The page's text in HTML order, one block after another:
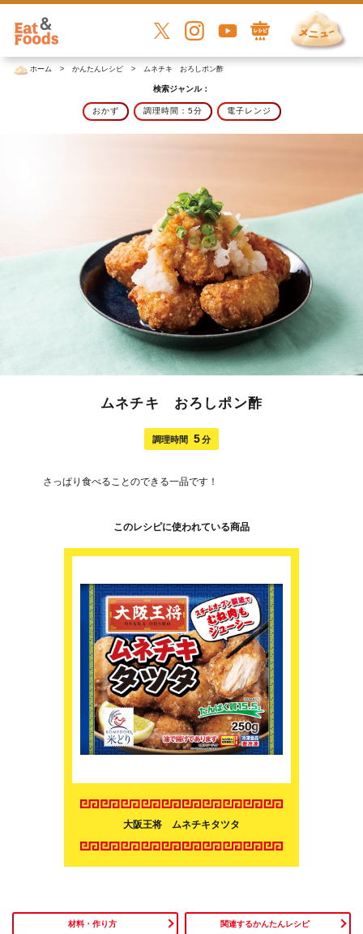
ホーム かんたんレシピ ムネチキ おろしポン酢
検索ジャンル：
おかず 調理時間：5分 電子レンジ
ムネチキ おろしポン酢
調理時間 5分
さっぱり食べることのできる一品です！
このレシピに使われている商品
大阪王将 ムネチキタツタ
材料・作り方 関連するかんたんレシピ